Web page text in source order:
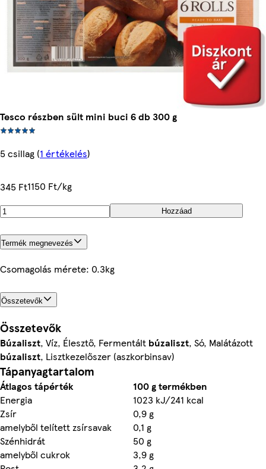
Tesco részben sült mini buci 6 db 300 g
5 csillag (1 értékelés)
345 Ft1150 Ft/kg
Hozzáad
Termék megnevezés
Csomagolás mérete: 0.3kg
Összetevők
Összetevők
Búzaliszt, Víz, Élesztő, Fermentált búzaliszt, Só, Malátázott
búzaliszt, Lisztkezelőszer (aszkorbinsav)
Tápanyagtartalom
Átlagos tápérték
100 g termékben
Energia
1023 kJ/241 kcal
Zsír
0,9 g
amelyből telített zsírsavak
0,1 g
Szénhidrát
50 g
amelyből cukrok
3,9 g